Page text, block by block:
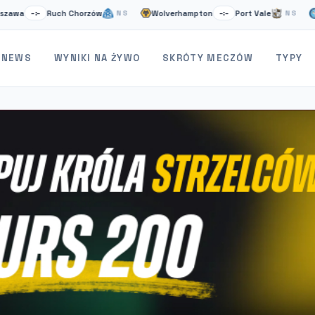
Ruch Chorzów NS Wolverhampton –:– Port Vale NS
NEWS WYNIKI NA ŻYWO SKRÓTY MECZÓW TYPY